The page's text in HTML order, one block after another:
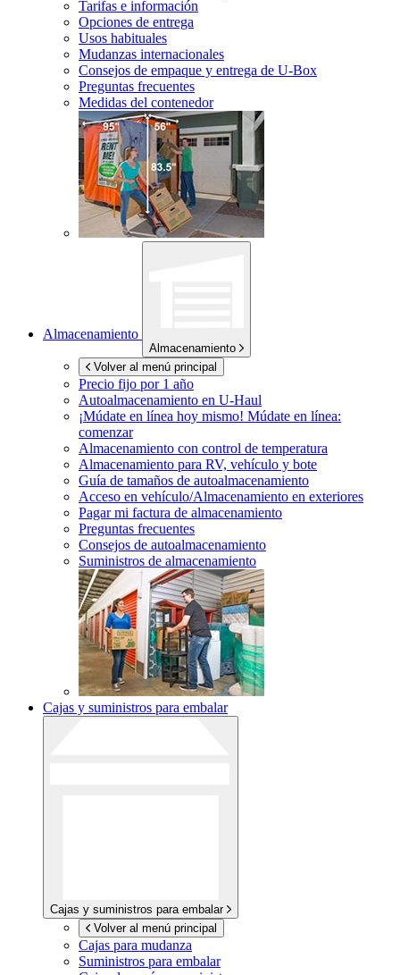
Tarifas e información
Opciones de entrega
Usos habituales
Mudanzas internacionales
Consejos de empaque y entrega de U-Box
Preguntas frecuentes
Medidas del contenedor
Almacenamiento
Almacenamiento
Volver al menú principal
Precio fijo por 1 año
Autoalmacenamiento en U-Haul
¡Múdate en línea hoy mismo! Múdate en línea:
comenzar
Almacenamiento con control de temperatura
Almacenamiento para RV, vehículo y bote
Guía de tamaños de autoalmacenamiento
Acceso en vehículo/Almacenamiento en exteriores
Pagar mi factura de almacenamiento
Preguntas frecuentes
Consejos de autoalmacenamiento
Suministros de almacenamiento
Cajas y suministros para embalar
Cajas y suministros para embalar
Volver al menú principal
Cajas para mudanza
Suministros para embalar